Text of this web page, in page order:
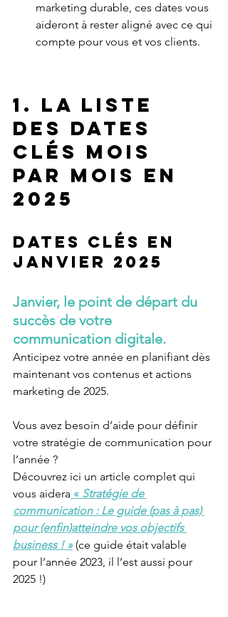
marketing durable, ces dates vous
aideront à rester aligné avec ce qui
compte pour vous et vos clients.
1. la liste
des dates
clés mois
par mois en
2025
dates clés en
janvier 2025
Janvier, le point de départ du
succès de votre
communication digitale.
Anticipez votre année en planifiant dès
maintenant vos contenus et actions
marketing de 2025.
Vous avez besoin d’aide pour définir
votre stratégie de communication pour
l’année ?
Découvrez ici un article complet qui
vous aidera « Stratégie de
communication : Le guide (pas à pas)
pour (enfin)atteindre vos objectifs
business ! » (ce guide était valable
pour l’année 2023, il l’est aussi pour
2025 !)